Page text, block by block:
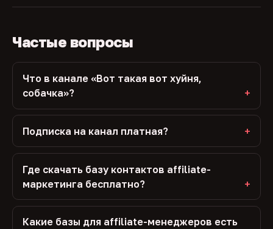
Частые вопросы
Что в канале «Вот такая вот хуйня,
собачка»?
Подписка на канал платная?
Где скачать базу контактов affiliate-
маркетинга бесплатно?
Какие базы для affiliate-менеджеров есть